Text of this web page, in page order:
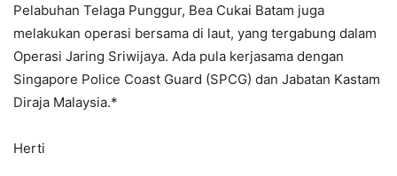
Pelabuhan Telaga Punggur, Bea Cukai Batam juga
melakukan operasi bersama di laut, yang tergabung dalam
Operasi Jaring Sriwijaya. Ada pula kerjasama dengan
Singapore Police Coast Guard (SPCG) dan Jabatan Kastam
Diraja Malaysia.*
Herti